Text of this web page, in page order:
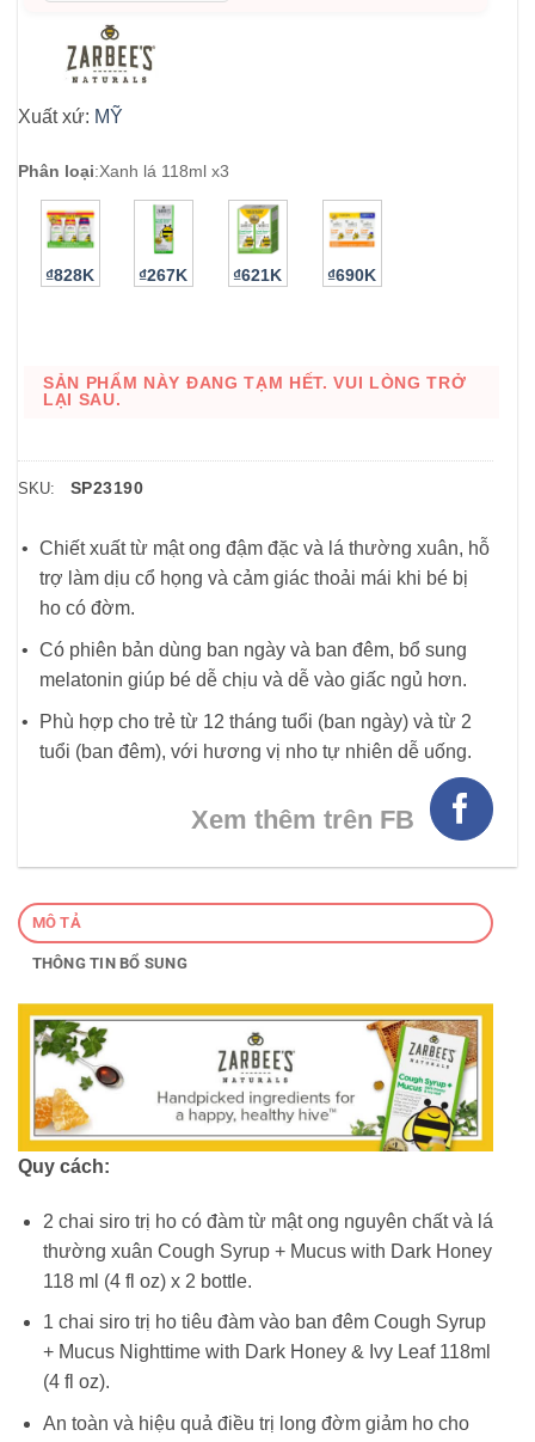
Xuất xứ: MỸ
Phân loại:Xanh lá 118ml x3
₫828K ₫267K ₫621K ₫690K
SẢN PHẨM NÀY ĐANG TẠM HẾT. VUI LÒNG TRỞ
LẠI SAU.
SKU: SP23190
Chiết xuất từ mật ong đậm đặc và lá thường xuân, hỗ
trợ làm dịu cổ họng và cảm giác thoải mái khi bé bị
ho có đờm.
Có phiên bản dùng ban ngày và ban đêm, bổ sung
melatonin giúp bé dễ chịu và dễ vào giấc ngủ hơn.
Phù hợp cho trẻ từ 12 tháng tuổi (ban ngày) và từ 2
tuổi (ban đêm), với hương vị nho tự nhiên dễ uống.
Xem thêm trên FB
MÔ TẢ
THÔNG TIN BỔ SUNG
Quy cách:
2 chai siro trị ho có đàm từ mật ong nguyên chất và lá
thường xuân Cough Syrup + Mucus with Dark Honey
118 ml (4 fl oz) x 2 bottle.
1 chai siro trị ho tiêu đàm vào ban đêm Cough Syrup
+ Mucus Nighttime with Dark Honey & Ivy Leaf 118ml
(4 fl oz).
An toàn và hiệu quả điều trị long đờm giảm ho cho